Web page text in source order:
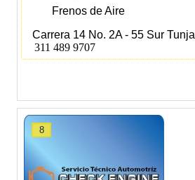
Frenos de Aire
Carrera 14 No. 2A - 55 Sur Tunja
311 489 9707
8